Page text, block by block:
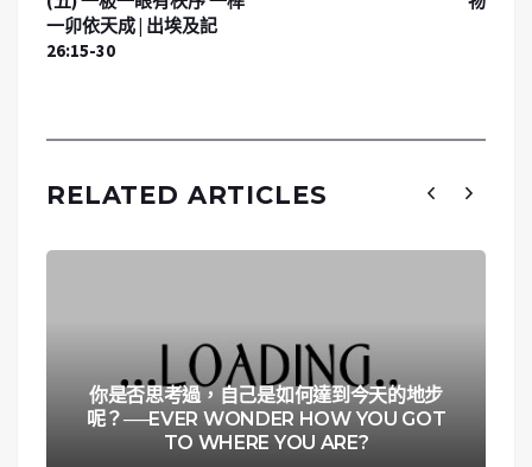
一卯依天成 | 出埃及記
26:15-30
RELATED ARTICLES
你是否思考過，自己是如何達到今天的地步
呢？──EVER WONDER HOW YOU GOT
TO WHERE YOU ARE?